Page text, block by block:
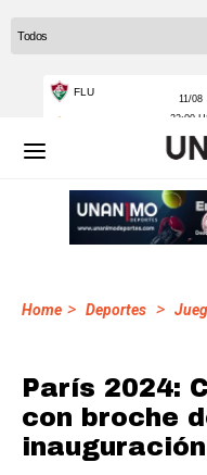
Home > Deportes >
París 2024:
con broche
inauguración